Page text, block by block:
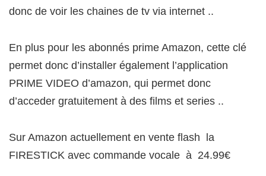
donc de voir les chaines de tv via internet ..
En plus pour les abonnés prime Amazon, cette clé
permet donc d’installer également l’application
PRIME VIDEO d’amazon, qui permet donc
d’acceder gratuitement à des films et series ..
Sur Amazon actuellement en vente flash la
FIRESTICK avec commande vocale à 24.99€